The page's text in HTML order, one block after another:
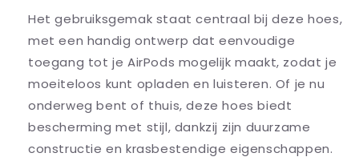
Het gebruiksgemak staat centraal bij deze hoes,
met een handig ontwerp dat eenvoudige
toegang tot je AirPods mogelijk maakt, zodat je
moeiteloos kunt opladen en luisteren. Of je nu
onderweg bent of thuis, deze hoes biedt
bescherming met stijl, dankzij zijn duurzame
constructie en krasbestendige eigenschappen.